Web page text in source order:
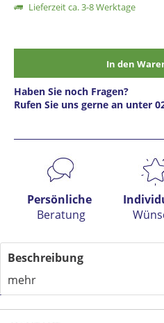
Lieferzeit ca. 3-8 Werktage
In den
Haben Sie noch Fragen?
Rufen Sie uns gerne an unter
Preis anfragen
Persönliche
Beratung
Beschreibung
mehr